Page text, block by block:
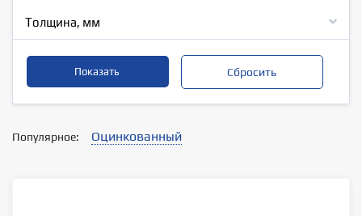
Толщина, мм
Популярное: Оцинкованный